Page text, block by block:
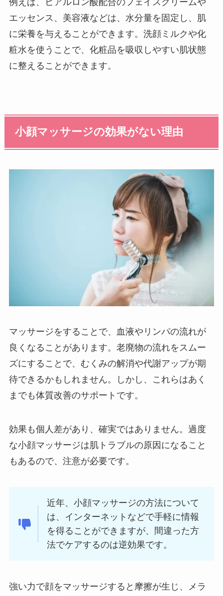
例えば、ヒアルロン酸配合のフェイスクリームや
エッセンス、美容液などは、水分量を固定し、肌
に栄養を与えることができます。洗顔ミルクや化
粧水を使うことで、化粧品を吸収しやすい肌状態
に整えることができます。
小顔マッサージの効果がない理由
マッサージをすることで、血液やリンパの流れが
良くなることがあります。老廃物の流れをスムー
ズにすることで、むくみの解消や代謝アップが期
待できるかもしれません。しかし、これらはあく
までも体質改善のサポートです。
効果も個人差があり、確実ではありません。過度
な小顔マッサージは肌トラブルの原因になること
もあるので、注意が必要です。
近年、小顔マッサージの方法について
は、インターネットなどで手軽に情報
を得ることができますが、間違った方
法でケアするのは逆効果です。
強い力で顔をマッサージすると摩擦が生じ、メラ